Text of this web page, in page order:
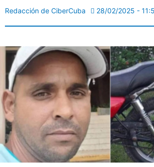
Redacción de CiberCuba 28/02/2025 -